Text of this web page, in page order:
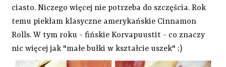
ciasto. Niczego więcej nie potrzeba do szczęścia. Rok
temu piekłam klasyczne amerykańskie Cinnamon
Rolls. W tym roku - fińskie Korvapuustit - co znaczy
nic więcej jak "małe bułki w kształcie uszek" ;)